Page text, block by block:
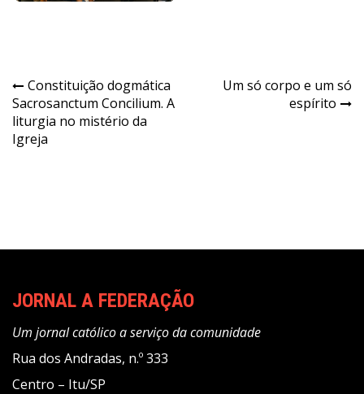
Navegação
de
Post
Constituição dogmática
Sacrosanctum Concilium. A
liturgia no mistério da
Igreja
Um só corpo e um só
espírito
JORNAL A FEDERAÇÃO
Um jornal católico a serviço da comunidade
Rua dos Andradas, n.º 333
Centro – Itu/SP